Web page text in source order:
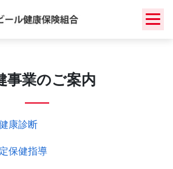
事業のご案内
康診断
保健指導